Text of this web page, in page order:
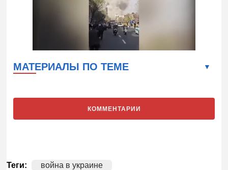
МАТЕРИАЛЫ ПО ТЕМЕ
КОММЕНТАРИИ
Теги: война в украине